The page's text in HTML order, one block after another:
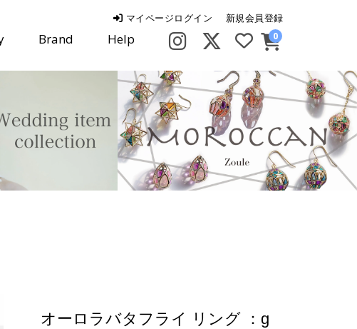
マイページログイン 新規会員登録
Brand Help 0
オーロラバタフライ リング ：g